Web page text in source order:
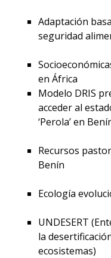
Adaptación
seguridad
en África
Modelo DRIS
acceder al
‘Perola’ en
Recursos
Benín
Ecología
UNDESERT
la
ecosistemas)